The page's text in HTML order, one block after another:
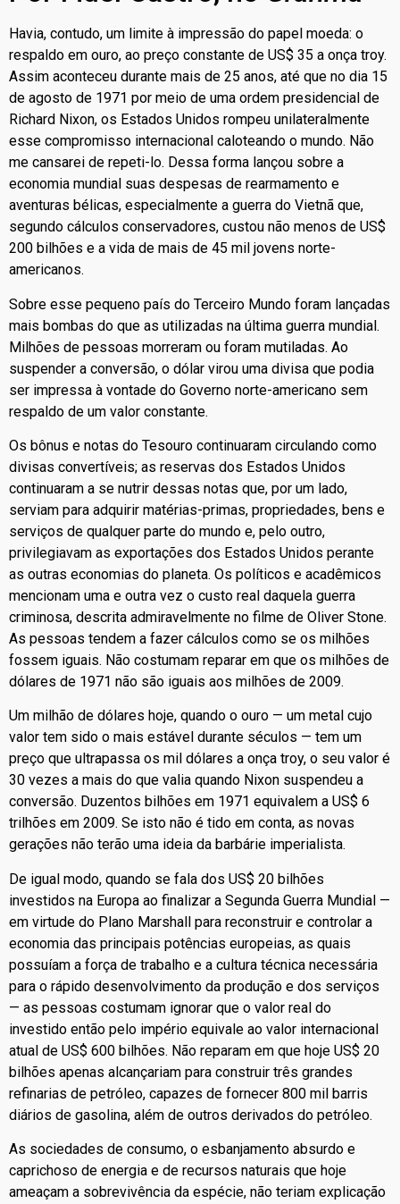
Havia, contudo, um limite à impressão do papel moeda: o
respaldo em ouro, ao preço constante de US$ 35 a onça troy.
Assim aconteceu durante mais de 25 anos, até que no dia 15
de agosto de 1971 por meio de uma ordem presidencial de
Richard Nixon, os Estados Unidos rompeu unilateralmente
esse compromisso internacional caloteando o mundo. Não
me cansarei de repeti-lo. Dessa forma lançou sobre a
economia mundial suas despesas de rearmamento e
aventuras bélicas, especialmente a guerra do Vietnã que,
segundo cálculos conservadores, custou não menos de US$
200 bilhões e a vida de mais de 45 mil jovens norte-
americanos.
Sobre esse pequeno país do Terceiro Mundo foram lançadas
mais bombas do que as utilizadas na última guerra mundial.
Milhões de pessoas morreram ou foram mutiladas. Ao
suspender a conversão, o dólar virou uma divisa que podia
ser impressa à vontade do Governo norte-americano sem
respaldo de um valor constante.
Os bônus e notas do Tesouro continuaram circulando como
divisas convertíveis; as reservas dos Estados Unidos
continuaram a se nutrir dessas notas que, por um lado,
serviam para adquirir matérias-primas, propriedades, bens e
serviços de qualquer parte do mundo e, pelo outro,
privilegiavam as exportações dos Estados Unidos perante
as outras economias do planeta. Os políticos e acadêmicos
mencionam uma e outra vez o custo real daquela guerra
criminosa, descrita admiravelmente no filme de Oliver Stone.
As pessoas tendem a fazer cálculos como se os milhões
fossem iguais. Não costumam reparar em que os milhões de
dólares de 1971 não são iguais aos milhões de 2009.
Um milhão de dólares hoje, quando o ouro — um metal cujo
valor tem sido o mais estável durante séculos — tem um
preço que ultrapassa os mil dólares a onça troy, o seu valor é
30 vezes a mais do que valia quando Nixon suspendeu a
conversão. Duzentos bilhões em 1971 equivalem a US$ 6
trilhões em 2009. Se isto não é tido em conta, as novas
gerações não terão uma ideia da barbárie imperialista.
De igual modo, quando se fala dos US$ 20 bilhões
investidos na Europa ao finalizar a Segunda Guerra Mundial —
em virtude do Plano Marshall para reconstruir e controlar a
economia das principais potências europeias, as quais
possuíam a força de trabalho e a cultura técnica necessária
para o rápido desenvolvimento da produção e dos serviços
— as pessoas costumam ignorar que o valor real do
investido então pelo império equivale ao valor internacional
atual de US$ 600 bilhões. Não reparam em que hoje US$ 20
bilhões apenas alcançariam para construir três grandes
refinarias de petróleo, capazes de fornecer 800 mil barris
diários de gasolina, além de outros derivados do petróleo.
As sociedades de consumo, o esbanjamento absurdo e
caprichoso de energia e de recursos naturais que hoje
ameaçam a sobrevivência da espécie, não teriam explicação